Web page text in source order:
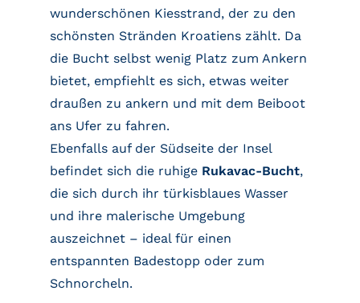
wunderschönen Kiesstrand, der zu den
schönsten Stränden Kroatiens zählt. Da
die Bucht selbst wenig Platz zum Ankern
bietet, empfiehlt es sich, etwas weiter
draußen zu ankern und mit dem Beiboot
ans Ufer zu fahren.
Ebenfalls auf der Südseite der Insel
befindet sich die ruhige Rukavac-Bucht,
die sich durch ihr türkisblaues Wasser
und ihre malerische Umgebung
auszeichnet – ideal für einen
entspannten Badestopp oder zum
Schnorcheln.